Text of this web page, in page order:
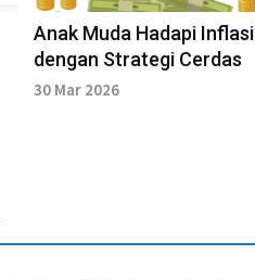
Anak Muda Hadapi Inflasi
dengan Strategi Cerdas
30 Mar 2026